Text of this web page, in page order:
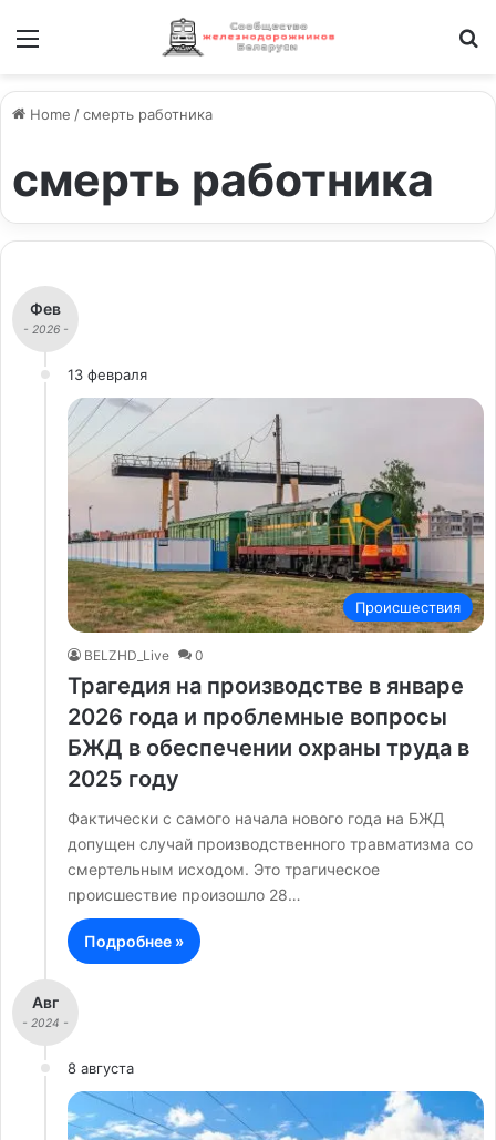
Home /смерть работника
смерть работника
Фев
- 2026 -
13 февраля
Происшествия
BELZHD_Live 0
Трагедия на производстве в январе
2026 года и проблемные вопросы
БЖД в обеспечении охраны труда в
2025 году
Фактически с самого начала нового года на БЖД
допущен случай производственного травматизма со
смертельным исходом. Это трагическое
происшествие произошло 28…
Подробнее »
Авг
- 2024 -
8 августа